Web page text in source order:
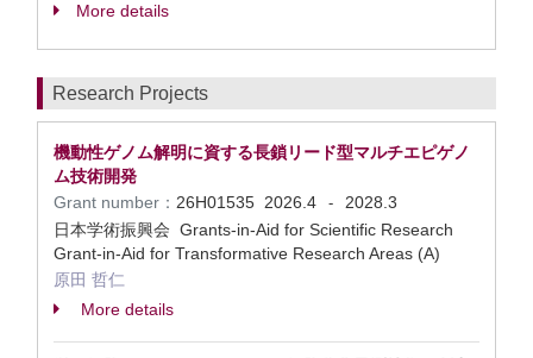
More details
Research Projects
機動性ゲノム解明に資する長鎖リード型マルチエピゲノ
ム技術開発
Grant number： 26H01535 2026.4 -
2028.3
日本学術振興会 Grants-in-Aid for Scientific Research
Grant-in-Aid for Transformative Research Areas (A)
原田 哲仁
More details